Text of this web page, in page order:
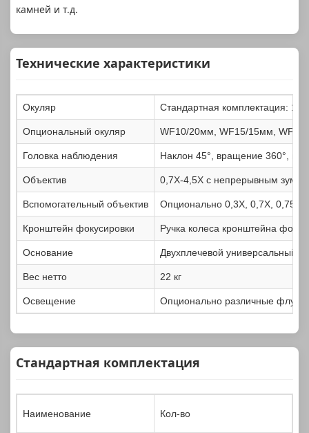
камней и т.д.
Технические характеристики
Окуляр Стандартная комплектация:
Опциональный окуляр WF10/20мм, WF15/15мм,
Головка наблюдения Наклон 45°, вращение 360°,
Объектив 0,7X-4,5X с непрерывным
Вспомогательный объектив Опционально 0,3X, 0,7X, 0,75X,
Кронштейн фокусировки Ручка колеса кронштейна
Основание Двухплечевой универсальный
Вес нетто 22 кг
Освещение Опционально различные
Стандартная комплектация
Наименование Кол-во